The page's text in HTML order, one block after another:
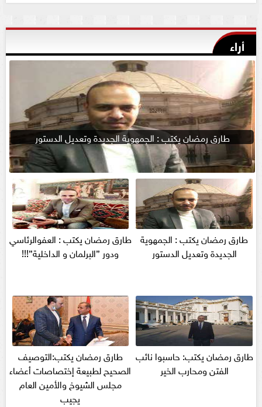
أراء
طارق رمضان يكتب : الجمهوية الجديدة وتعديل الدستور
طارق رمضان يكتب : الجمهوية
الجديدة وتعديل الدستور
طارق رمضان يكتب : العفوالرئاسي
ودور ”البرلمان و الداخلية”!!!
طارق رمضان يكتب: حاسبوا نائب
الفتن ومحارب الخير
طارق رمضان يكتب:التوصيف
الصحيح لطبيعة إختصاصات أعضاء
مجلس الشيوخ والأمين العام
يجيب